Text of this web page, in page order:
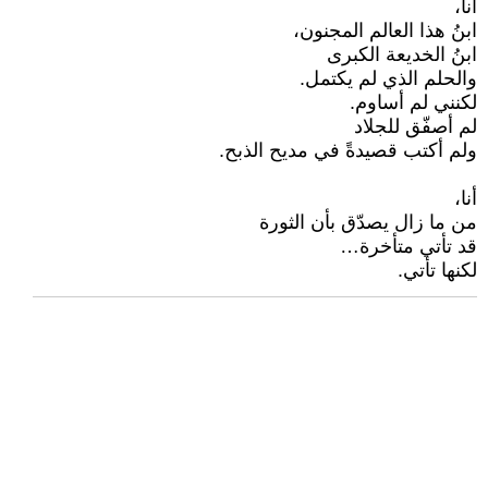
أنا،
ابنُ هذا العالم المجنون،
ابنُ الخديعة الكبرى
والحلم الذي لم يكتمل.
لكنني لم أساوم.
لم أصفّق للجلاد
ولم أكتب قصيدةً في مديح الذبح.
أنا،
من ما زال يصدّق بأن الثورة
قد تأتي متأخرة…
لكنها تأتي.